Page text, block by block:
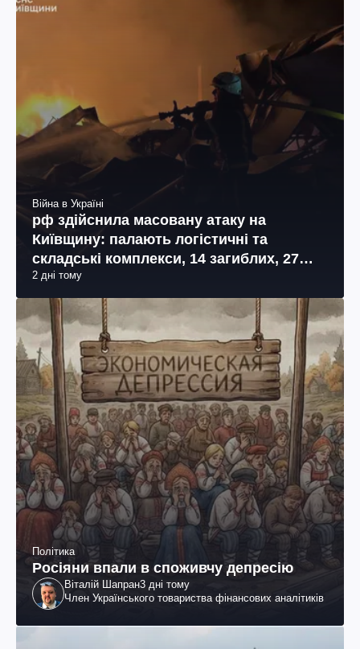
Війна в Україні
рф здійснила масовану атаку на
Київщину: палають логістичні та
складські комплекси, 14 загиблих, 27
поранених (фото, відео)
2 дні тому
Політика
Росіяни впали в споживчу депресію
Віталій Шапран3 дні тому
Член Українського товариства фінансових аналітиків